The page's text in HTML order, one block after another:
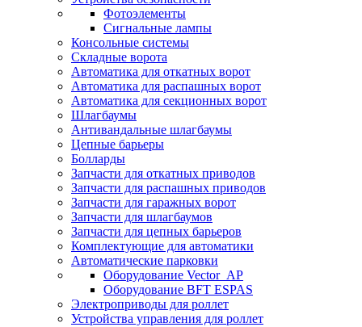
Фотоэлементы
Сигнальные лампы
Консольные системы
Складные ворота
Автоматика для откатных ворот
Автоматика для распашных ворот
Автоматика для секционных ворот
Шлагбаумы
Антивандальные шлагбаумы
Цепные барьеры
Болларды
Запчасти для откатных приводов
Запчасти для распашных приводов
Запчасти для гаражных ворот
Запчасти для шлагбаумов
Запчасти для цепных барьеров
Комплектующие для автоматики
Автоматические парковки
Оборудование Vector_AP
Оборудование BFT ESPAS
Электроприводы для роллет
Устройства управления для роллет